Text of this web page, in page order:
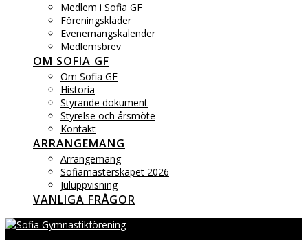
Medlem i Sofia GF
Föreningskläder
Evenemangskalender
Medlemsbrev
OM SOFIA GF
Om Sofia GF
Historia
Styrande dokument
Styrelse och årsmöte
Kontakt
ARRANGEMANG
Arrangemang
Sofiamästerskapet 2026
Juluppvisning
VANLIGA FRÅGOR